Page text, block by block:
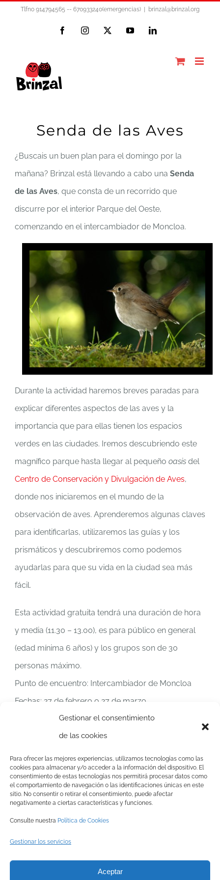
Gestionar el consentimiento
de las cookies
Para ofrecer las mejores experiencias, utilizamos tecnologías como las
cookies para almacenar y/o acceder a la información del dispositivo. El
consentimiento de estas tecnologías nos permitirá procesar datos como
el comportamiento de navegación o las identificaciones únicas en este
sitio. No consentir o retirar el consentimiento, puede afectar
negativamente a ciertas características y funciones.
Consulte nuestra Política de Cookies
Gestionar los servicios
Aceptar
Tlfno 914794565 -- 670933240(emergencias) brinzal@brinzal.org
FacebookInstagram YouTubeLinkedIn
Senda de las Aves
¿Buscais un buen plan para el domingo por la
mañana? Brinzal está llevando a cabo una Senda
de las Aves, que consta de un recorrido que
discurre por el interior Parque del Oeste,
comenzando en el intercambiador de Moncloa.
Durante la actividad haremos breves paradas para
explicar diferentes aspectos de las aves y la
importancia que para ellas tienen los espacios
verdes en las ciudades. Iremos descubriendo este
magnífico parque hasta llegar al pequeño oasis del
Centro de Conservación y Divulgación de Aves,
donde nos iniciaremos en el mundo de la
observación de aves. Aprenderemos algunas claves
para identificarlas, utilizaremos las guías y los
prismáticos y descubriremos como podemos
ayudarlas para que su vida en la ciudad sea más
fácil.
Esta actividad gratuita tendrá una duración de hora
y media (11.30 – 13.00), es para público en general
(edad mínima 6 años) y los grupos son de 30
personas máximo.
Punto de encuentro: Intercambiador de Moncloa
Fechas: 27 de febrero o 27 de marzo
Información e inscripciones:
Teléfono: 916 397 869
Correo electrónico: paa@sma.com.es
De lunes a viernes de 9 a 14 horas
| Política de privacidad